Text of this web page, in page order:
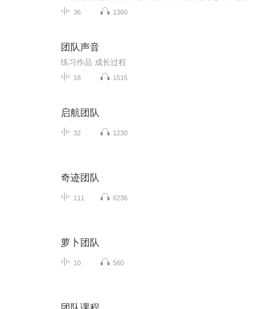
36 1360
团队声音
练习作品 成长过程
18 1515
启航团队
32 1230
奇迹团队
111 6236
萝卜团队
10 560